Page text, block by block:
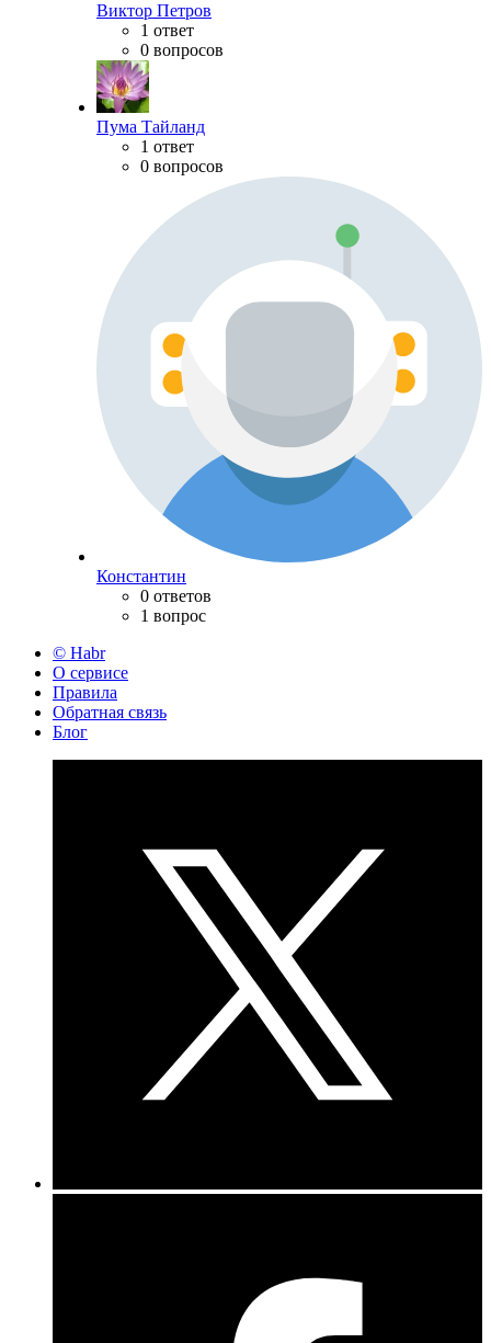
Виктор Петров
1 ответ
0 вопросов
Пума Тайланд
1 ответ
0 вопросов
Константин
0 ответов
1 вопрос
© Habr
О сервисе
Правила
Обратная связь
Блог